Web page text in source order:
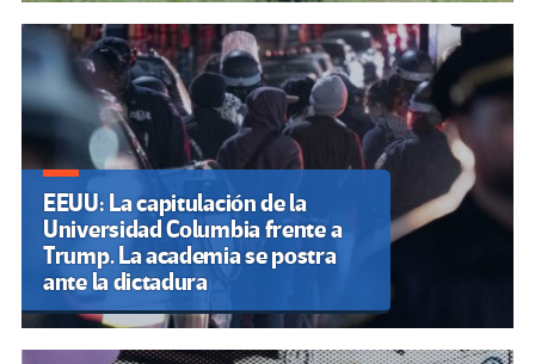
EEUU: La capitulación de la
Universidad Columbia frente a
Trump. La academia se postra
ante la dictadura